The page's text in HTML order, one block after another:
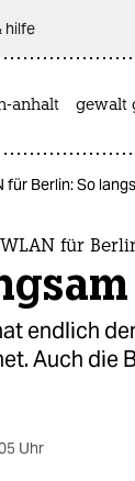
hilfe
anhalt gewalt
Berlin: So
für
endlich
Auch die
Uhr